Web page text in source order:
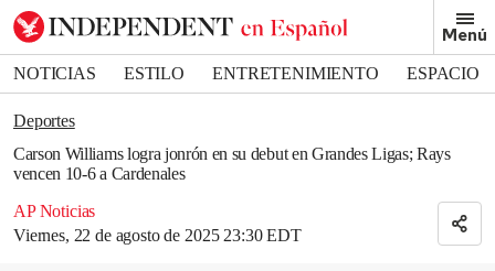
Menú
NOTICIAS ESTILO ENTRETENIMIENTO
ESPACIO
DEPORTES
Deportes
Carson Williams logra jonrón en su debut en Grandes Ligas; Rays
vencen 10-6 a Cardenales
AP Noticias
Viernes, 22 de agosto de 2025 23:30 EDT
Bookmark popover
Removed from bookmarks
Close popover